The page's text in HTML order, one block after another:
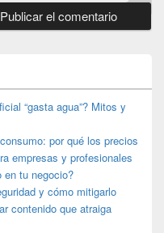
“gasta agua”? Mitos y
por qué los precios
empresas y profesionales
en tu negocio?
y cómo mitigarlo
contenido que atraiga